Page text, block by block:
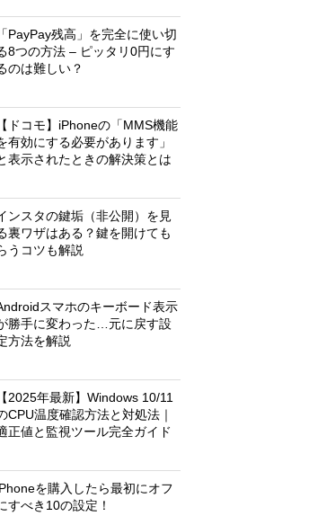
「PayPay残高」を完全に使い切
8つの方法 – ピッタリ0円にす
のは難しい？
【ドコモ】iPhoneの「MMS機能
有効にする必要があります」
表示されたときの解決策とは
ンスタの鍵垢（非公開）を見
裏ワザはある？鍵を開けても
うコツも解説
スマホのキーボード表示
勝手に変わった…元に戻す設
方法を解説
【2025年最新】Windows 10/11
CPU温度確認方法と対処法｜
正値と監視ツール完全ガイド
を購入したら最初にオフ
すべき10の設定！